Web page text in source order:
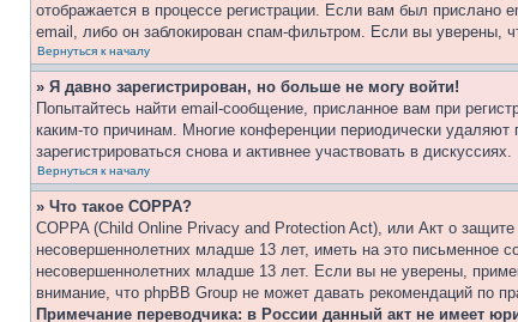
отображается в процессе регистрации. Если вам был
email, либо он заблокирован спам-фильтром. Если вы уверены,
Вернуться к началу
» Я давно зарегистрирован, но больше не могу войти!
Попытайтесь найти email-сообщение, присланное вам при
каким-то причинам. Многие конференции периодически
зарегистрироваться снова и активнее участвовать в дискуссиях.
Вернуться к началу
» Что такое COPPA?
COPPA (Child Online Privacy and Protection Act), или Акт о
несовершеннолетних младше 13 лет, иметь на это письменное
несовершеннолетних младше 13 лет. Если вы не уверены,
внимание, что phpBB Group не может давать рекомендаций по
Примечание переводчика: в России данный акт не имеет